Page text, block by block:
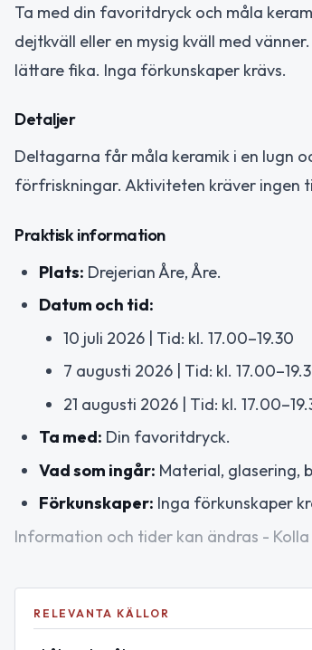
Ta med din favoritdryck och måla
dejtkväll eller en mysig kväll med
lättare fika. Inga förkunskaper krävs.
Detaljer
Deltagarna får måla keramik i en lugn
förfriskningar. Aktiviteten kräver ingen
Praktisk information
Plats: Drejerian Åre, Åre.
Datum och tid:
10 juli 2026 | Tid: kl. 17.00–19.30
7 augusti 2026 | Tid: kl.
21 augusti 2026 | Tid: kl.
Ta med: Din favoritdryck.
Vad som ingår: Material, glasering,
Förkunskaper: Inga förkunskaper
Information och tider kan ändras -
RELEVANTA KÄLLOR